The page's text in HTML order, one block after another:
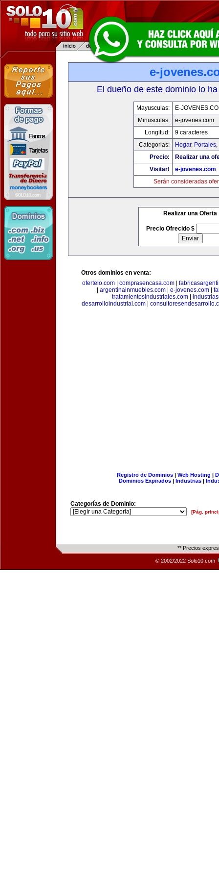
e-
El dueño de este dominio lo
Mayusculas:
E-
Minusculas:
e-jovenes.com
Longitud:
9 caracteres
Categorias:
Hogar, Portales,
Precio:
Realizar una
Visitar!
e-jovenes.com
Serán consideradas
Realizar una Oferta
Precio Ofrecido $
Otros dominios en venta:
ofertelo.com| comprasencasa.com|
argentinainmuebles.com| e-jovenes.com|
tratamientosindustriales.com
desarrolloindustrial.com|
Registro de Dominios| Web Hosting |
Dominios Expirados | Industrias |
Categorías de Dominio:
[Pág.
** Precios
© 2002/2022 Solo10.com